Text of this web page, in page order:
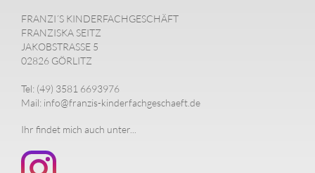
FRANZI´S KINDERFACHGESCHÄFT
FRANZISKA SEITZ
JAKOBSTRASSE 5
02826 GÖRLITZ
Tel: (49) 3581 6693976
Mail: info@franzis-kinderfachgeschaeft.de
Ihr findet mich auch unter...